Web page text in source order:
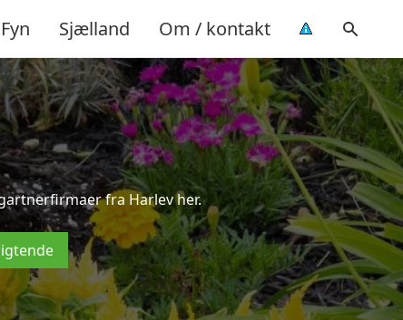
Fyn Sjælland Om / kontakt
fra Harlev her.